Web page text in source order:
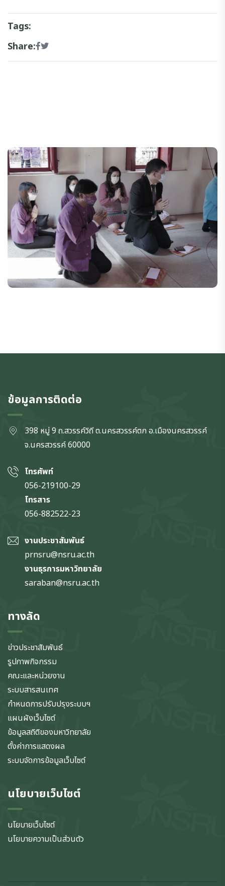
Tags:
Share:
ข้อมูลการติดต่อ
398 หมู่ 9 ถ.สวรรค์วิถี ต.นครสวรรค์ตก อ.เมืองนครสวรรค์
จ.นครสวรรค์60000
โทรศัพท์
056-219100-29
โทรสาร
056-882522-23
งานประชาสัมพันธ์
prnsru@nsru.ac.th
งานธุรการมหาวิทยาลัย
saraban@nsru.ac.th
ทางลัด
ข่าวประชาสัมพันธ์
รูปภาพกิจกรรม
คณะและหน่วยงาน
ระบบสารสนเทศ
กำหนดการปรับปรุงระบบฯ
แผนผังเว็บไซต์
ข้อมูลสถิติของมหาวิทยาลัย
ตั้งค่าการแสดงผล
ระบบจัดการข้อมูลเว็บไซต์
นโยบายเว็บไซต์
นโยบายเว็บไซต์
นโยบายความเป็นส่วนตัว